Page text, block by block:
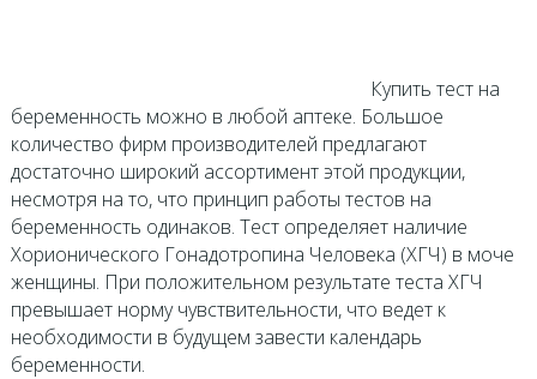
Купить тест на
беременность можно в любой аптеке. Большое
количество фирм производителей предлагают
достаточно широкий ассортимент этой продукции,
несмотря на то, что принцип работы тестов на
беременность одинаков. Тест определяет наличие
Хорионического Гонадотропина Человека (ХГЧ) в моче
женщины. При положительном результате теста ХГЧ
превышает норму чувствительности, что ведет к
необходимости в будущем завести календарь
беременности.